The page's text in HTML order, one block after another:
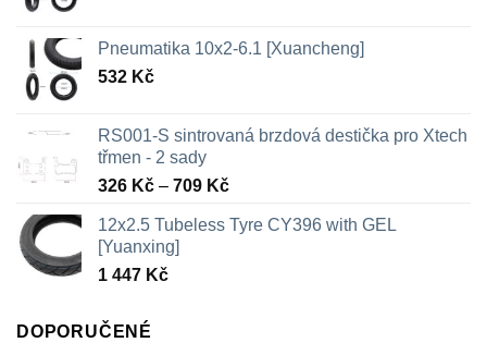
Pneumatika 10x2-6.1 [Xuancheng]
532 Kč
RS001-S sintrovaná brzdová destička pro Xtech
třmen - 2 sady
326 Kč – 709 KčRozpětí
326 Kč
12x2.5 Tubeless Tyre CY396 with GEL
[Yuanxing]
1 447 Kč
DOPORUČENÉ